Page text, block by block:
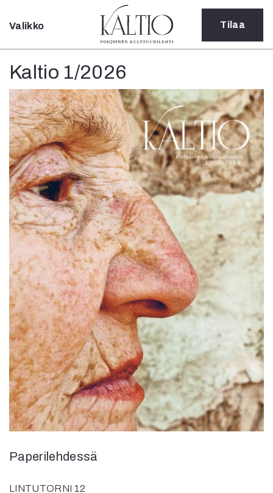
Sulje
Kategoriat
Verkkoartikkeli
Teatteri
Tanssi
Tanssi
Sarjakuva
Sámegillii
Pääkirjoitus
Paperilehdestä
Oulu2026
Näyttelyt
Musiikki
Levyt
Kuvataide
Kirjat
In English
Esitystaide
Arkisto
Lehdet
4/2026
2–3/2026
1/2026
6/2025
5/2025 saame
Valikko Tilaa
Kaltio 1/2026
Paperilehdessä
LINTUTORNI 12